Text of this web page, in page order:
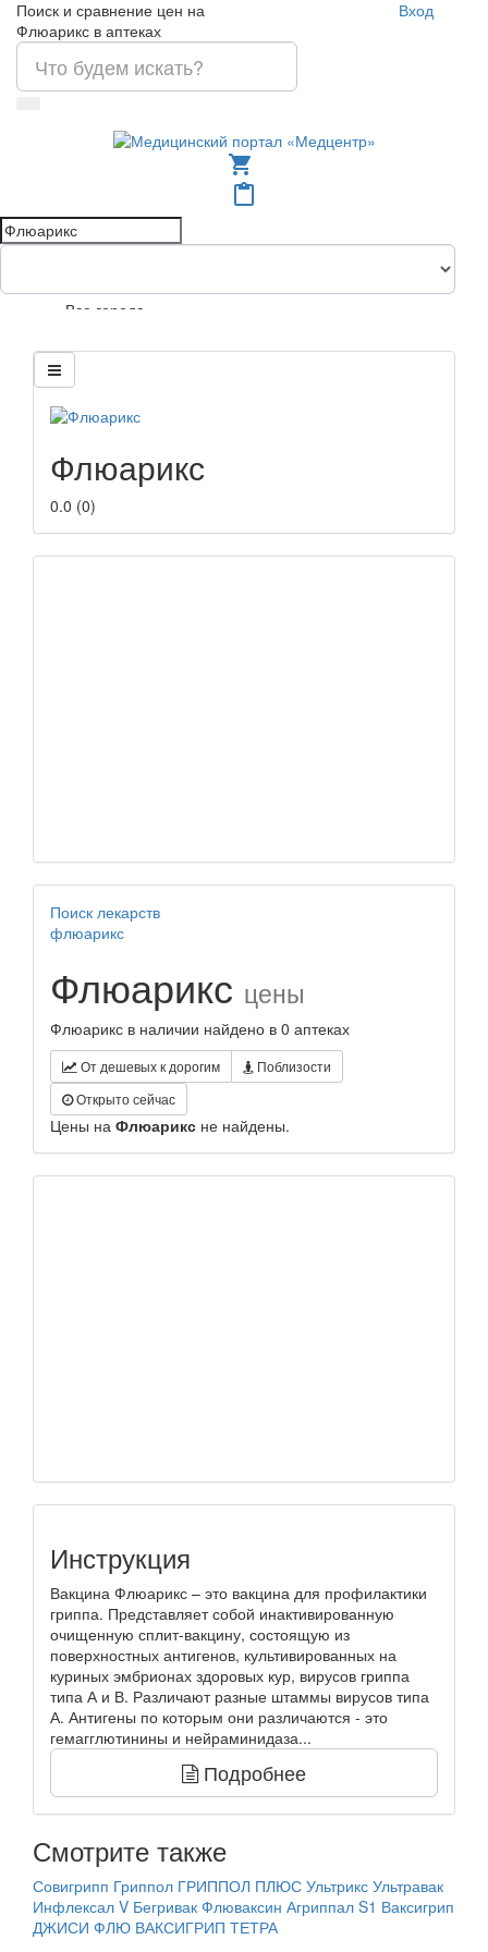
Поиск и сравнение цен на
Флюарикс в аптеках
Вход
shopping_cart
content_paste
Все города
Флюарикс
0.0 (0)
Поиск лекарств
флюарикс
Флюарикс цены
Флюарикс в наличии найдено в 0 аптеках
От дешевых к дорогим
Поблизости
Открыто сейчас
Цены на Флюарикс не найдены.
Инструкция
Вакцина Флюарикс – это вакцина для профилактики
гриппа. Представляет собой инактивированную
очищенную сплит-вакцину, состоящую из
поверхностных антигенов, культивированных на
куриных эмбрионах здоровых кур, вирусов гриппа
типа А и В. Различают разные штаммы вирусов типа
А. Антигены по которым они различаются - это
гемагглютинины и нейраминидаза...
Подробнее
Смотрите также
Совигрипп Гриппол ГРИППОЛ ПЛЮС Ультрикс Ультравак
Инфлексал V Бегривак Флюваксин Агриппал S1 Ваксигрип
ДЖИСИ ФЛЮ ВАКСИГРИП ТЕТРА